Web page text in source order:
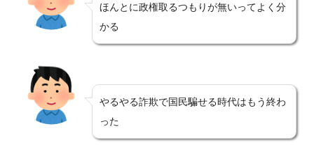
ほんとに政権取るつもりが無いってよく分
かる
やるやる詐欺で国民騙せる時代はもう終わ
った